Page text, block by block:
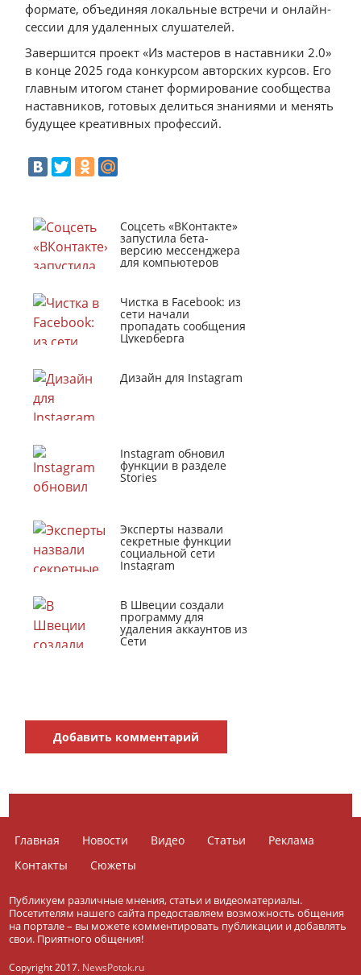
формате, объединяя локальные встречи и онлайн-
сессии для удаленных слушателей.
Завершится проект «Из мастеров в наставники 2.0»
в конце 2025 года конкурсом авторских курсов. Его
главным итогом станет формирование сообщества
наставников, готовых делиться знаниями и менять
будущее креативных профессий.
Соцсеть «ВКонтакте»
запустила бета-
версию мессенджера
для компьютеров
Чистка в Facebook: из
сети начали
пропадать сообщения
Цукерберга
Дизайн для Instagram
Instagram обновил
функции в разделе
Stories
Эксперты назвали
секретные функции
социальной сети
Instagram
В Швеции создали
программу для
удаления аккаунтов из
Сети
Добавить комментарий
Главная Новости Видео Статьи
Реклама
Контакты
Сюжеты
Публикуем различные мнения, статьи и видеоматериалы.
Посетителям нашего сайта предоставляем возможность общения
на портале – вы можете комментировать публикации и добавлять
свои. Приятного общения!
Copyright 2017. NewsPotok.ru